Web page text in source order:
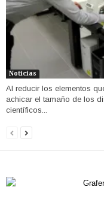
Noticias
Al reducir los elementos
achicar el tamaño de los
científicos...